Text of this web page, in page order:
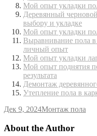
Мой опыт укладки
Деревянный
выбору и укладке
Мой опыт укладки
Выравнивание пола
личный опыт
Мой опыт укладки
Мой опыт поднятия
результата
Демонтаж
Утепление пола в
Дек 9, 2024Монтаж пола
About the Author